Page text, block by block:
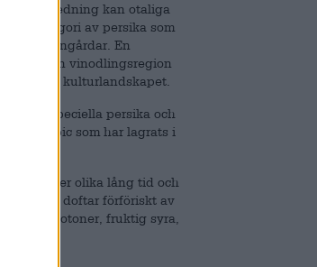
anledning kan otaliga
av persika som
i vingårdar. En
är en vinodlingsregion
del av kulturlandskapet.
denna speciella persika och
en lambic som har lagrats i
under olika lång tid och
och doftar förföriskt av
persikotoner, fruktig syra,